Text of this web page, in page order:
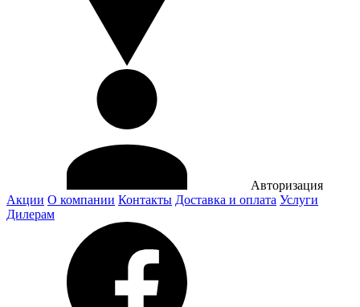
Авторизация
Акции О компании Контакты Доставка и оплата Услуги
Дилерам